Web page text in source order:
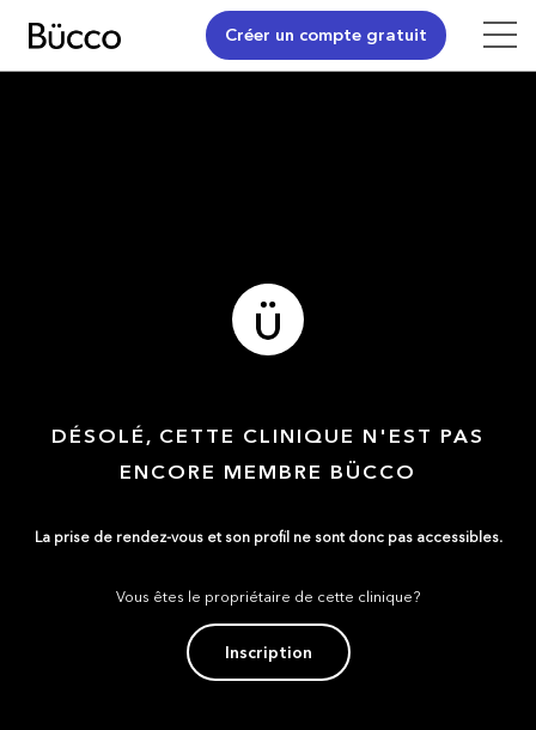
Créer un compte gratuit
DÉSOLÉ, CETTE CLINIQUE N'EST PAS
ENCORE MEMBRE BÜCCO
La prise de rendez-vous et son profil ne sont donc pas accessibles.
Vous êtes le propriétaire de cette clinique?
Inscription